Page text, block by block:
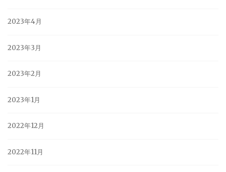
2023年4月
2023年3月
2023年2月
2023年1月
2022年12月
2022年11月